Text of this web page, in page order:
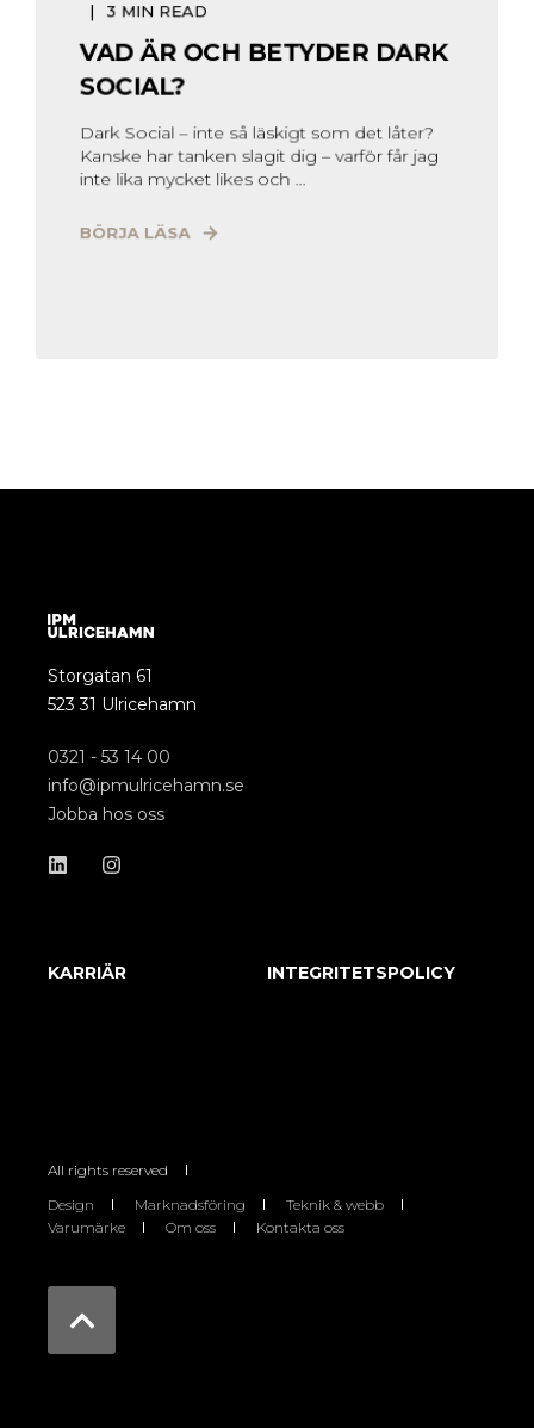
3 MIN READ
VAD ÄR OCH BETYDER DARK
SOCIAL?
Dark Social – inte så läskigt som det låter?
Kanske har tanken slagit dig – varför får jag
inte lika mycket likes och ...
BÖRJA LÄSA
Storgatan 61
523 31 Ulricehamn
0321 - 53 14 00
info@ipmulricehamn.se
Jobba hos oss
KARRIÄR INTEGRITETSPOLICY
All rights reserved
Design
Marknadsföring
Teknik & webb
Varumärke
Om oss Kontakta oss